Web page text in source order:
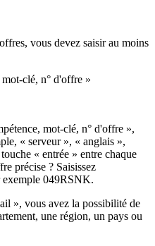
vous devez saisir au moins
clé, n° d'offre »
mot-clé, n° d'offre »,
« serveur », « anglais »,
« entrée » entre chaque
précise ? Saisissez
exemple 049RSNK.
», vous avez la possibilité de
une région, un pays ou